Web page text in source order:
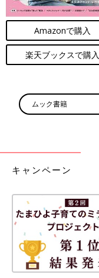
Amazonで購入
楽天ブックスで購入
ムック書籍
キャンペーン